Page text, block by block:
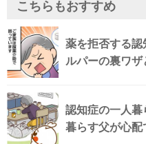
こちらもおすすめ
薬を拒否する
ルパーの裏ワザ
認知症の一人暮
暮らす父が心配